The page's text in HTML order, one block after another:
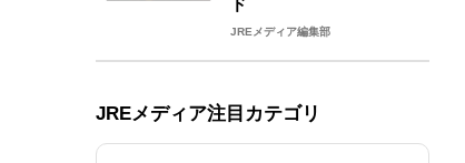
ド
JREメディア編集部
JREメディア注目カテゴリ